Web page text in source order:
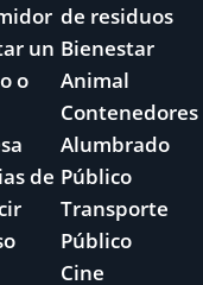
un
o
de
de residuos
Bienestar
Animal
Contenedores
Alumbrado
Público
Transporte
Público
Cine